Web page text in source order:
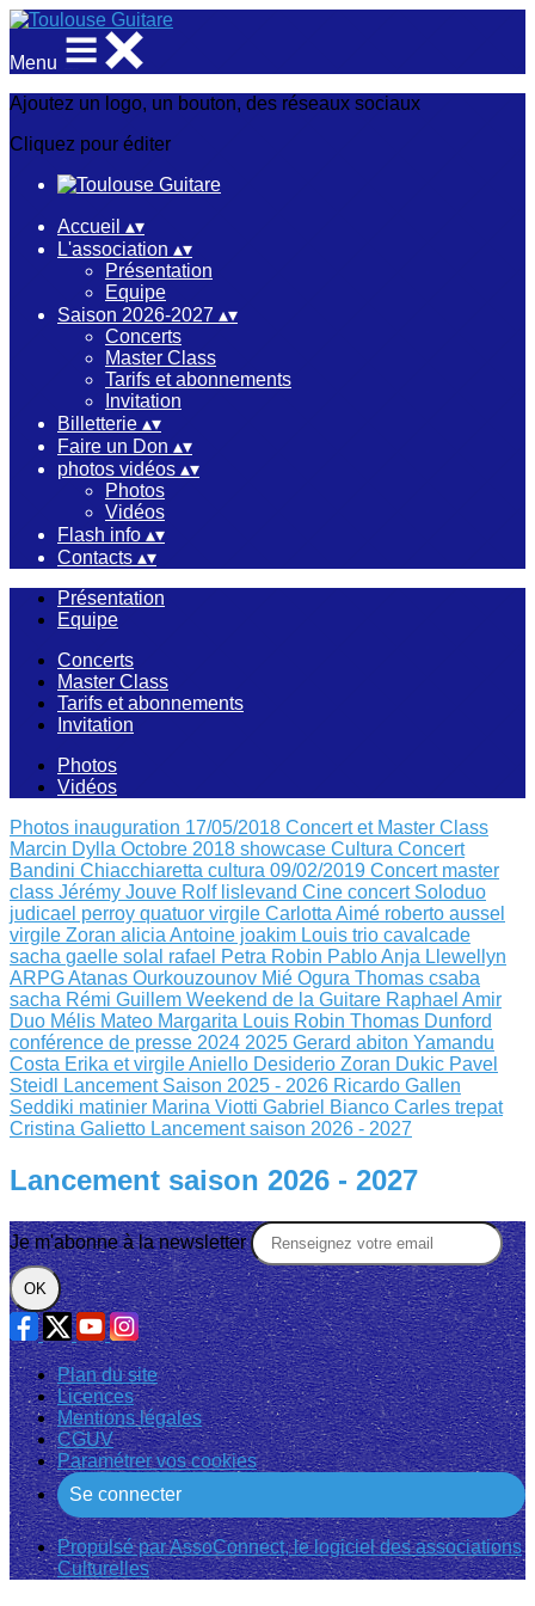
Menu
Ajoutez un logo, un bouton, des réseaux sociaux
Cliquez pour éditer
Accueil ▴▾
L'association ▴▾
Présentation
Equipe
Saison 2026-2027 ▴▾
Concerts
Master Class
Tarifs et abonnements
Invitation
Billetterie ▴▾
Faire un Don ▴▾
photos vidéos ▴▾
Photos
Vidéos
Flash info ▴▾
Contacts ▴▾
Présentation
Equipe
Concerts
Master Class
Tarifs et abonnements
Invitation
Photos
Vidéos
Photos inauguration 17/05/2018 Concert et Master Class
Marcin Dylla Octobre 2018 showcase Cultura Concert
Bandini Chiacchiaretta cultura 09/02/2019 Concert master
class Jérémy Jouve Rolf lislevand Cine concert Soloduo
judicael perroy quatuor virgile Carlotta Aimé roberto aussel
virgile Zoran alicia Antoine joakim Louis trio cavalcade
sacha gaelle solal rafael Petra Robin Pablo Anja Llewellyn
ARPG Atanas Ourkouzounov Mié Ogura Thomas csaba
sacha Rémi Guillem Weekend de la Guitare Raphael Amir
Duo Mélis Mateo Margarita Louis Robin Thomas Dunford
conférence de presse 2024 2025 Gerard abiton Yamandu
Costa Erika et virgileAniello Desiderio Zoran Dukic Pavel
Steidl
Lancement Saison 2025 - 2026 Ricardo Gallen
Seddiki matinier Marina Viotti Gabriel Bianco Carles trepat
Cristina Galietto Lancement saison 2026 - 2027
Lancement saison 2026 - 2027
Je m'abonne à la newsletter
OK
Plan du site
Licences
Mentions légales
CGUV
Paramétrer vos cookies
Se connecter
Propulsé par AssoConnect, le logiciel des associations
Culturelles